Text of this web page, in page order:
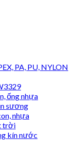
PA, PU, NYLON
ống nhựa
sương
nhựa
trời
kín nước